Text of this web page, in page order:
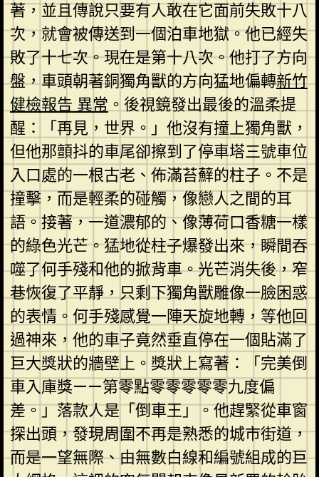
著，並且傳說只要有人敢在它面前失敗十八
次，就會被傳送到一個泊車地獄。他已經失
敗了十七次。現在是第十八次。他打了方向
盤，車頭朝著銅獨角獸的方向猛地偏轉新竹
健檢報告 異常。後視鏡發出最後的溫柔提
醒：「再見，世界。」他沒有撞上獨角獸，
但他那顫抖的車尾卻擦到了停車塔三號車位
入口處的一根古老、佈滿苔蘚的柱子。不是
撞擊，而是輕柔的碰觸，像戀人之間的耳
語。接著，一道濃郁的、像薄荷口香糖一樣
的綠色光芒。猛地從柱子爆發出來，瞬間吞
噬了何手殘和他的掀背車。光芒消失後，窄
巷恢復了平靜，只剩下獨角獸雕像一臉困惑
的表情。何手殘感覺一陣天旋地轉，等他回
過神來，他的車子竟然垂直停在一個貼滿了
巨大獎狀的牆壁上。獎狀上寫著：「完美倒
車入庫獎——第零點零零零零零九度偏
差。」落款人是「倒車王」。他趕緊從車窗
探出頭，發現周圍不再是熟悉的城市街道，
而是一望無際、由無數白線和編號組成的巨